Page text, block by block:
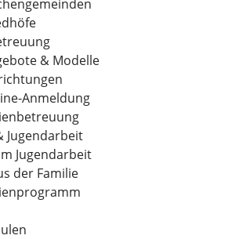
& Modelle
Anmeldung
Jugendarbeit
Jugendarbeit
der Familie